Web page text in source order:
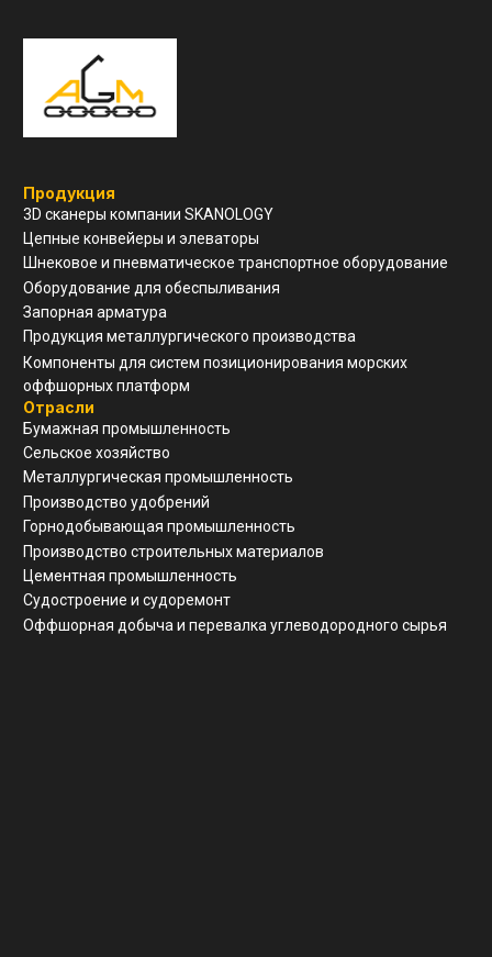
Контакты
ООО "ЗАВОД АГМ МЕТМАШ"
г. Нижний Новгород, ул
Свободы, д 19, офис 211
8(910)798-18-89
info@allianzgm.com
Заказать звонок
Техническая поддержка
Конструкторский отдел
Устойчивое развитие
Реквизиты
ООО "ЗАВОД АГМ МЕТМАШ"
ИНН
5 262 395 147
ОГРН
1 245 200 011 055
КПП
526 201 001
Почтовый адрес
г. Нижний Новгород, ул Свободы, д 19, офис 211